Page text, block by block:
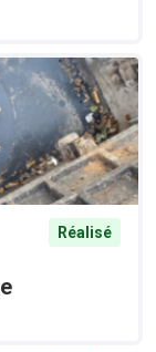
Réalisé